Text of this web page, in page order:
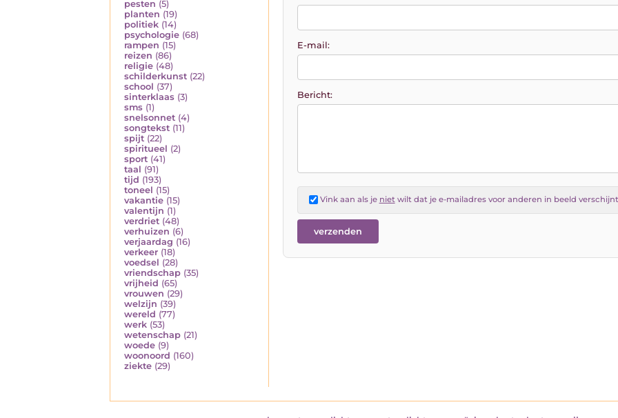
pesten (5)
planten (19)
politiek (14)
psychologie (68)
rampen (15)
reizen (86)
religie (48)
schilderkunst (22)
school (37)
sinterklaas (3)
sms (1)
snelsonnet (4)
songtekst (11)
spijt (22)
spiritueel (2)
sport (41)
taal (91)
tijd (193)
toneel (15)
vakantie (15)
valentijn (1)
verdriet (48)
verhuizen (6)
verjaardag (16)
verkeer (18)
voedsel (28)
vriendschap (35)
vrijheid (65)
vrouwen (29)
welzijn (39)
wereld (77)
werk (53)
wetenschap (21)
woede (9)
woonoord (160)
ziekte (29)
E-mail:
Bericht:
Vink aan als je nietwilt dat je e-mailadres voor anderen in beeld verschijnt